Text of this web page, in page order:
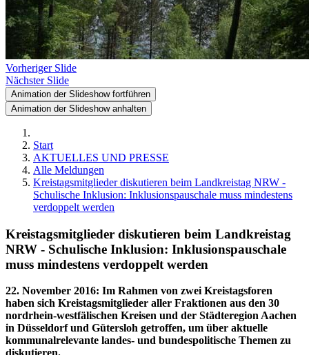
Vorheriger Slide
Nächster Slide
Animation der Slideshow fortführen
Animation der Slideshow anhalten
Start
AKTUELLES UND PRESSE
Alle Meldungen
Kreistagsmitglieder diskutieren beim Landkreistag NRW -
Schulische Inklusion: Inklusionspauschale muss mindestens
verdoppelt werden
Kreistagsmitglieder diskutieren beim Landkreistag
NRW - Schulische Inklusion: Inklusionspauschale
muss mindestens verdoppelt werden
22. November 2016: Im Rahmen von zwei Kreistagsforen
haben sich Kreistagsmitglieder aller Fraktionen aus den 30
nordrhein-westfälischen Kreisen und der Städteregion Aachen
in Düsseldorf und Gütersloh getroffen, um über aktuelle
kommunalrelevante landes- und bundespolitische Themen zu